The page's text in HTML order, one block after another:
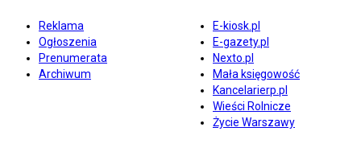
Reklama
Ogłoszenia
Prenumerata
Archiwum
E-kiosk.pl
E-gazety.pl
Nexto.pl
Mała księgowość
Kancelarierp.pl
Wieści Rolnicze
Życie Warszawy